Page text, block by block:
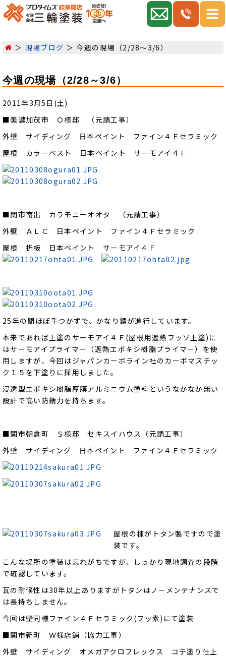
現場ブログ 今週の現場（2/28～3/6）
今週の現場（2/28～3/6）
2011年3月5日(土)
■美濃加茂市 Ｏ様邸 （元請工事）
外壁 サイディング 日本ペイント ファイン４Ｆセラミック
屋根 カラーベスト 日本ペイント サーモアイ４Ｆ
■関市南出 カラモニーオオタ （元請工事）
外壁 ＡＬＣ 日本ペイント ファイン４Ｆセラミック
屋根 折板 日本ペイント サーモアイ４Ｆ
25年の間ほぼ手つかずで、かなり錆が進行しています。
本来であれば上塗のサーモアイ４Ｆ(屋根用遮熱フッソ上塗)に
はサーモアイプライマー（遮熱エポキシ樹脂プライマー）を使
用しますが、今回はジャパンカーボライン社のカーボマスチッ
ク１５を下塗りに採用しました。
浸透型エポキシ樹脂厚膜アルミニウム塗料というなかなか無い
設計で高い防錆力を持ちます。
■関市朝倉町 Ｓ様邸 セキスイハウス（元請工事）
外壁 サイディング 日本ペイント ファイン４Ｆセラミック
屋根の棟がトタン製ですので塗
装です。
こんな場所の塗装は忘れがちですが、しっかり現地調査の段階
で確認しています。
瓦の耐候性は30年以上ありますがトタンはノーメンテナンスで
は長持ちしません。
今回は壁同様ファイン４Ｆセラミック(フッ素)にて塗装
■関市新町 Ｗ様店舗（協力工事）
外壁 サイディング オメガアクロフレックス コテ塗り仕上